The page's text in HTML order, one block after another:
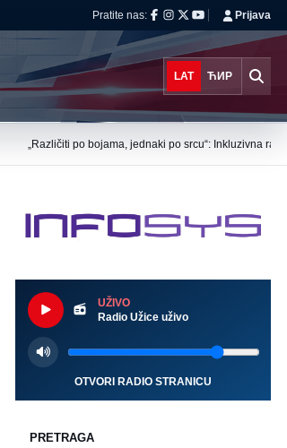
Pratite nas: Prijava
LAT ЋИР
„Različiti po bojama, jednaki po srcu“: Inkluzivna
UŽIVO
Radio Užice uživo
OTVORI RADIO STRANICU
PRETRAGA